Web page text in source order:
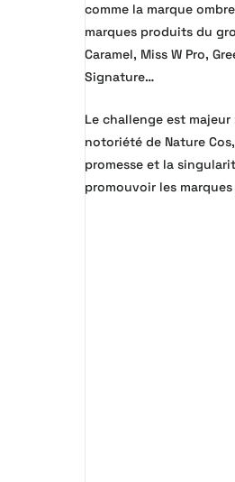
comme la marque
marques produits du
Caramel, Miss W Pro,
Signature…
Le challenge est majeur
notoriété de Nature
promesse et la
promouvoir les